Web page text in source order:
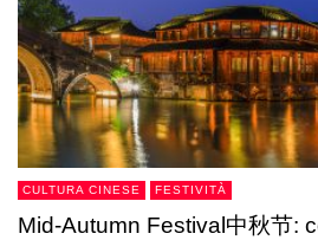
CULTURA CINESE FESTIVITÀ
Mid-Autumn Festival中秋节: